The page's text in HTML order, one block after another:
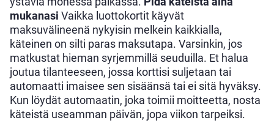
mukanasi Vaikka luottokortit käyvät
maksuvälineenä nykyisin melkein kaikkialla,
käteinen on silti paras maksutapa. Varsinkin, jos
matkustat hieman syrjemmillä seuduilla. Et halua
joutua tilanteeseen, jossa korttisi suljetaan tai
automaatti imaisee sen sisäänsä tai ei sitä hyväksy.
Kun löydät automaatin, joka toimii moitteetta, nosta
käteistä useamman päivän, jopa viikon tarpeiksi.